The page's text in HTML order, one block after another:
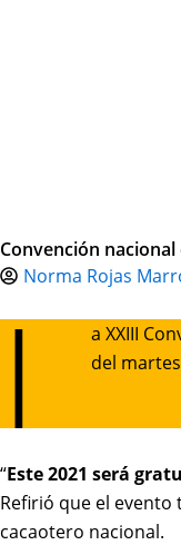
Convención
Norma Rojas
L
a XXIII
del
“Este 2021 será
Refirió que el
cacaotero nacional.